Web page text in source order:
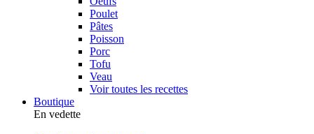
Poulet
Pâtes
Poisson
Porc
Tofu
Veau
Voir toutes les recettes
Boutique
En vedette